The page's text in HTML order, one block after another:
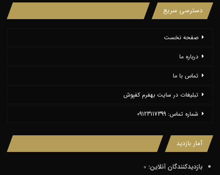
دسترسی سریع
صفحه نخست
درباره ما
تماس با ما
تبلیغات در سایت بهفرم کفپوش
شماره تماس: 09123117399
آمار بازدید
بازدیدکنندگان آنلاین: 0